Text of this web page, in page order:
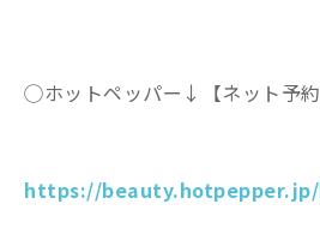
◯ホットペッパー↓【ネット予約
https://beauty.hotpepper.jp/